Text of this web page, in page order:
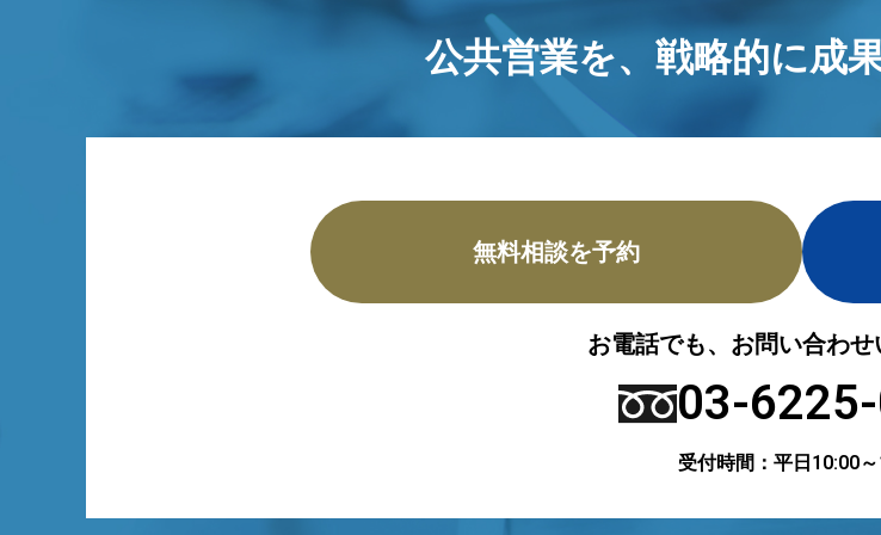
公共営業を、 戦略的に成
無料相談を予約
お電話でも、お問い合わ
03-
受付時間：平日10:00